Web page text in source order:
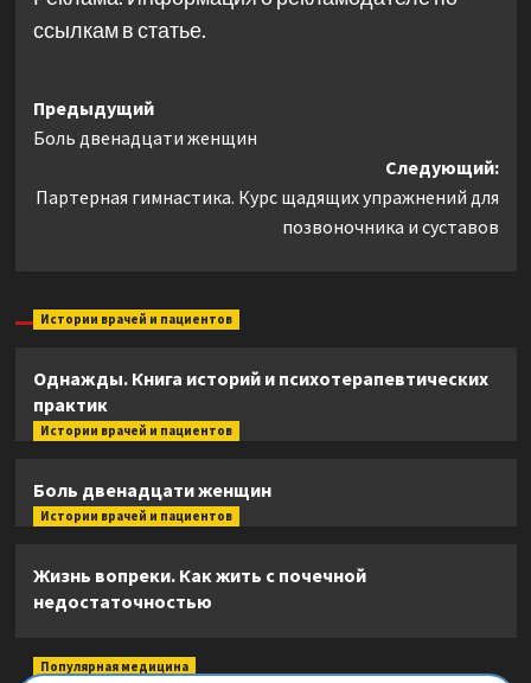
ссылкам в статье.
Навигация
записи
Предыдущий
Боль двенадцати женщин
Следующий:
Партерная гимнастика. Курс щадящих упражнений для
позвоночника и суставов
Истории врачей и пациентов
Однажды. Книга историй и психотерапевтических
практик
Истории врачей и пациентов
Боль двенадцати женщин
Истории врачей и пациентов
Жизнь вопреки. Как жить с почечной
недостаточностью
Популярная медицина